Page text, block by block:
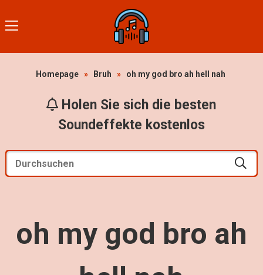
Homepage » Bruh » oh my god bro ah hell nah
Holen Sie sich die besten
Soundeffekte kostenlos
oh my god bro ah